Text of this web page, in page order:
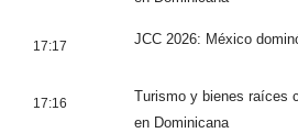
17:17 JCC 2026: México
17:16
Turismo y bienes raíces
en Dominicana